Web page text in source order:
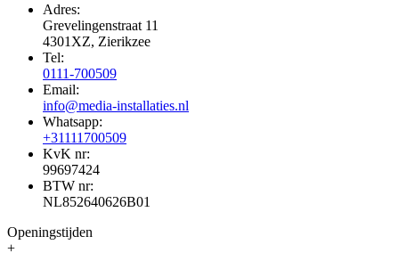
Adres:
Grevelingenstraat 11
4301XZ, Zierikzee
Tel:
0111-700509
Email:
info@media-installaties.nl
Whatsapp:
+31111700509
KvK nr:
99697424
BTW nr:
NL852640626B01
Openingstijden
+